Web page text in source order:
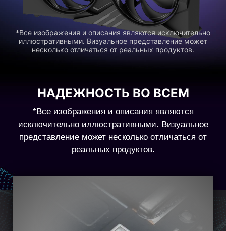
*Все изображения и описания являются исключительно
иллюстративными. Визуальное представление может
несколько отличаться от реальных продуктов.
НАДЕЖНОСТЬ ВО ВСЕМ
*Все изображения и описания являются
исключительно иллюстративными. Визуальное
представление может несколько отличаться от
реальных продуктов.